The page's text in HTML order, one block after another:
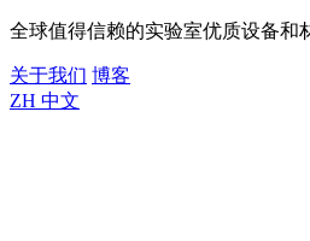
全球值得信赖的实验室优质设备和
关于我们 博客
ZH 中文